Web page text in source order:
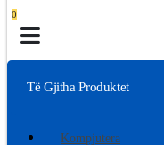
0
Të Gjitha Produktet
Kompjutera